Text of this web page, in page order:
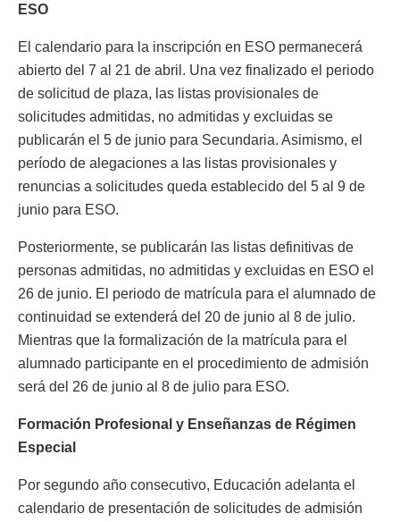
ESO
El calendario para la inscripción en ESO permanecerá
abierto del 7 al 21 de abril. Una vez finalizado el periodo
de solicitud de plaza, las listas provisionales de
solicitudes admitidas, no admitidas y excluidas se
publicarán el 5 de junio para Secundaria. Asimismo, el
período de alegaciones a las listas provisionales y
renuncias a solicitudes queda establecido del 5 al 9 de
junio para ESO.
Posteriormente, se publicarán las listas definitivas de
personas admitidas, no admitidas y excluidas en ESO el
26 de junio. El periodo de matrícula para el alumnado de
continuidad se extenderá del 20 de junio al 8 de julio.
Mientras que la formalización de la matrícula para el
alumnado participante en el procedimiento de admisión
será del 26 de junio al 8 de julio para ESO.
Formación Profesional y Enseñanzas de Régimen
Especial
Por segundo año consecutivo, Educación adelanta el
calendario de presentación de solicitudes de admisión